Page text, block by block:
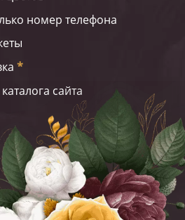
номер телефона
*
сайта